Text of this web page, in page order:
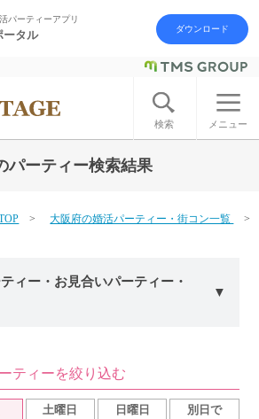
アカウント登録
ィー
パーティーアプリ
ータル ダウンロード
検索 メニュー
パーティー検索結果
大阪府の婚活パーティー・街コン一覧
ィー・お見合いパーティー・
ティーを絞り込む
土曜日
日曜日
別日で